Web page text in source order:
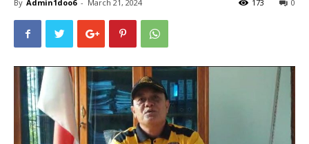
By Admin1doo6 - March 21, 2024 0
173